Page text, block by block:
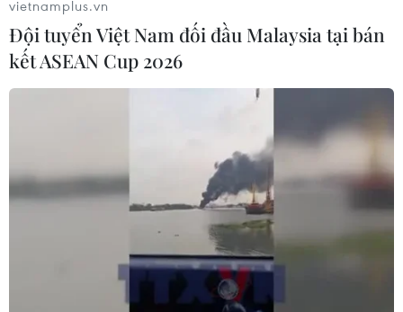
vietnamplus.vn
Đội tuyển Việt Nam đối đầu Malaysia tại bán
kết ASEAN Cup 2026